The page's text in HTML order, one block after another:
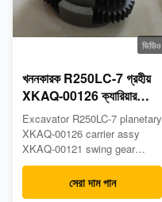
ভিডিও
খননকারক R250LC-7 গ্রহীয়
XKAQ-00126 ক্যারিয়ার
Assy XKAQ-00121 সুইং
গিয়ার যন্ত্রাংশ
Excavator R250LC-7 planetary
XKAQ-00126 carrier assy
XKAQ-00121 swing gear
Parts Product Description
Product name: planetary
carrier assy Place of Origin:
সেরা দাম পান